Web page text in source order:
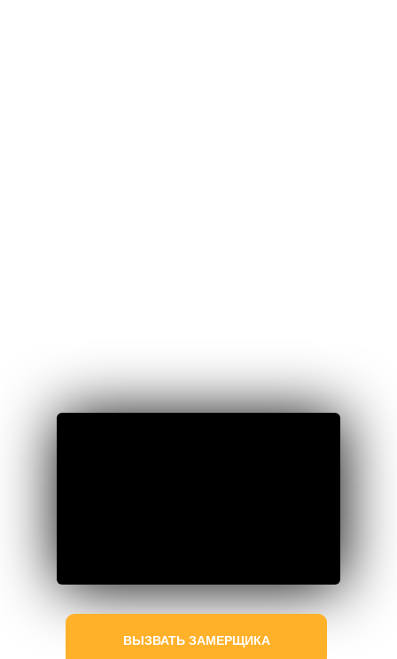
ВЫЗВАТЬ ЗАМЕРЩИКА